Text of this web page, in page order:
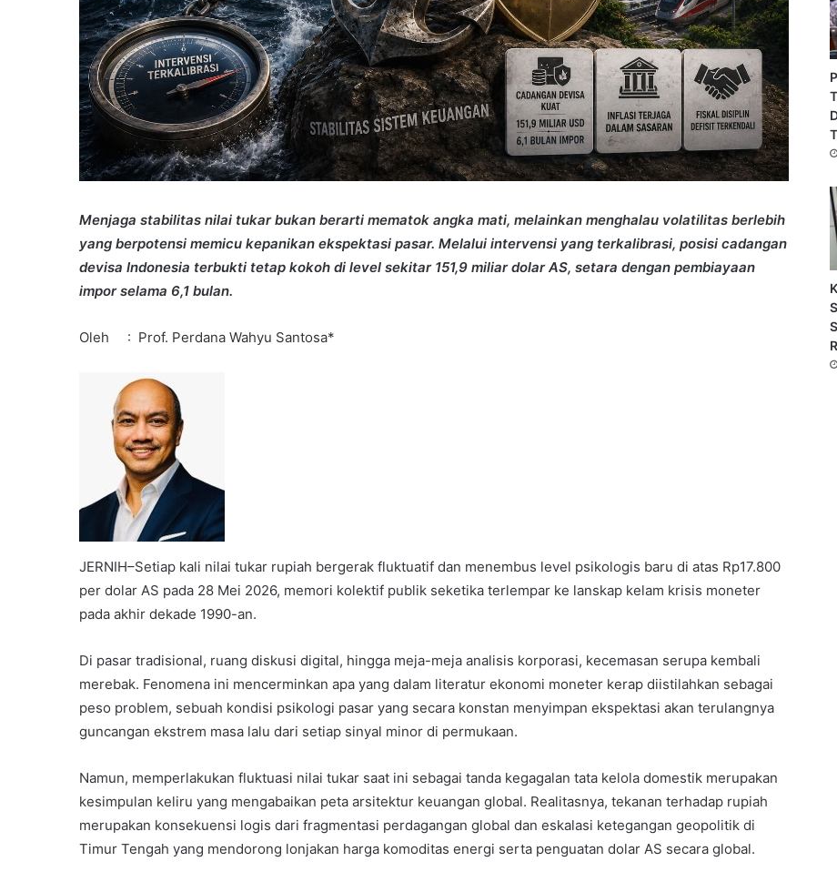
Menjaga stabilitas nilai tukar bukan berarti mematok angka mati, melainkan menghalau volatilitas berlebih
yang berpotensi memicu kepanikan ekspektasi pasar. Melalui intervensi yang terkalibrasi, posisi cadangan
devisa Indonesia terbukti tetap kokoh di level sekitar 151,9 miliar dolar AS, setara dengan pembiayaan
impor selama 6,1 bulan.
Oleh : Prof. Perdana Wahyu Santosa*
JERNIH–Setiap kali nilai tukar rupiah bergerak fluktuatif dan menembus level psikologis baru di atas Rp17.800
per dolar AS pada 28 Mei 2026, memori kolektif publik seketika terlempar ke lanskap kelam krisis moneter
pada akhir dekade 1990-an.
Di pasar tradisional, ruang diskusi digital, hingga meja-meja analisis korporasi, kecemasan serupa kembali
merebak. Fenomena ini mencerminkan apa yang dalam literatur ekonomi moneter kerap diistilahkan sebagai
peso problem, sebuah kondisi psikologi pasar yang secara konstan menyimpan ekspektasi akan terulangnya
guncangan ekstrem masa lalu dari setiap sinyal minor di permukaan.
Namun, memperlakukan fluktuasi nilai tukar saat ini sebagai tanda kegagalan tata kelola domestik merupakan
kesimpulan keliru yang mengabaikan peta arsitektur keuangan global. Realitasnya, tekanan terhadap rupiah
merupakan konsekuensi logis dari fragmentasi perdagangan global dan eskalasi ketegangan geopolitik di
Timur Tengah yang mendorong lonjakan harga komoditas energi serta penguatan dolar AS secara global.